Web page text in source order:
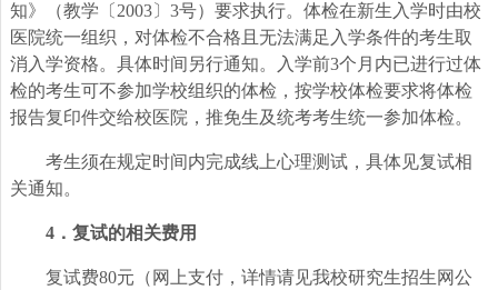
知》（教学〔2003〕3号）要求执行。体检在新生入学时由校
医院统一组织，对体检不合格且无法满足入学条件的考生取
消入学资格。具体时间另行通知。
入学前3个月内已进行过体
检的考生可不参加学校组织的体检，按学校体检要求将体检
报告复印件交给校医院，推免生及统考考生统一参加体检。
考生须在规定时间内完成线上心理测试，具体见复试相
关通知。
4 ．复试的相关费用
复试费80元（网上支付，详情请见我校研究生招生网公